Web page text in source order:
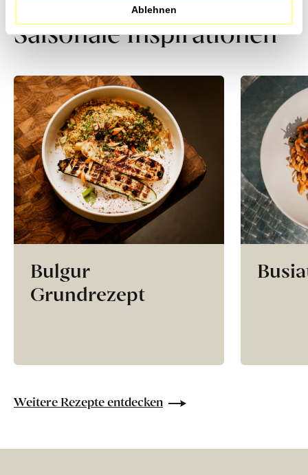
Ablehnen
Saisonale Inspirationen
Bulgur
Grundrezept
Weitere Rezepte entdecken